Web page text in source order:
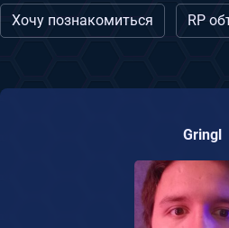
Хочу познакомиться RP
Gringl